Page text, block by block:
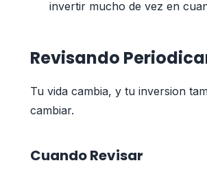
invertir mucho de vez en
Revisando
Tu vida cambia, y tu inversion
cambiar.
Cuando Revisar